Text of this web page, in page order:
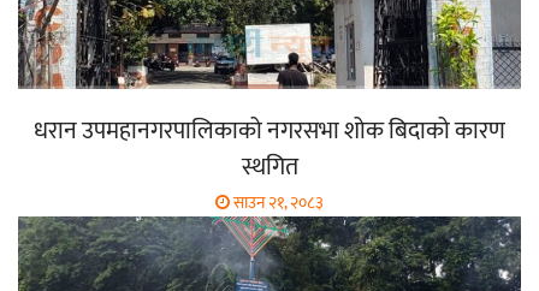
धरान उपमहानगरपालिकाको नगरसभा शोक बिदाको कारण
स्थगित
साउन २१, २०८३